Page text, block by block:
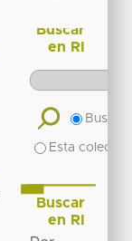
Buscar
en RI
Buscar
Esta
Buscar
en RI